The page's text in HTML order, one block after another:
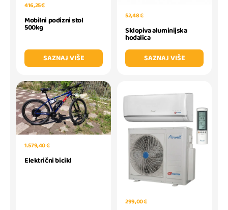
416,25 €
Mobilni podizni stol
500kg
SAZNAJ VIŠE
52,48 €
Sklopiva aluminijska
hodalica
SAZNAJ VIŠE
1.579,40 €
Električni bicikl
299,00 €